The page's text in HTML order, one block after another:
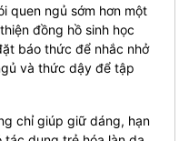
quen ngủ sớm hơn một
đồng hồ sinh học
báo thức để nhắc nhở
và thức dậy để tập
chỉ giúp giữ dáng, hạn